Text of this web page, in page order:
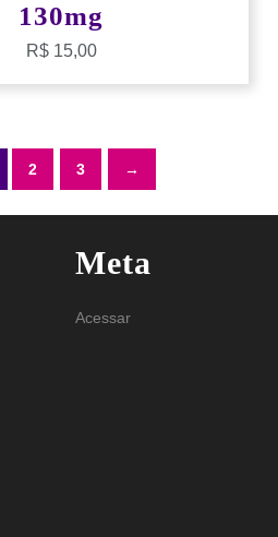
130mg
R$15,00
2 3 →
Meta
Acessar